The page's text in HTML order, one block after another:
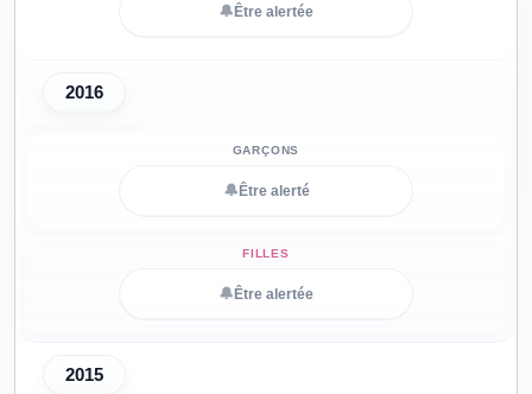
🔔 Être alertée
2016
🔔 Être alerté
🔔 Être alertée
2015